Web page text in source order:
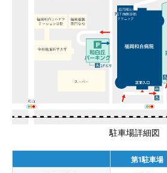
駐車場詳細図
第1駐車場